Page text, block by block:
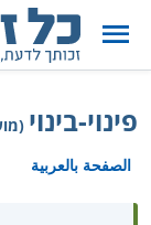
פינוי-בינוי
الصفحة بالعربية